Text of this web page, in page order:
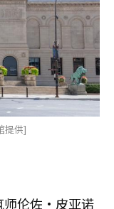
提供]
师伦佐·皮亚诺